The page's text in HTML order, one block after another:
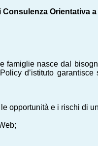
Consulenza Orientativa
famiglie nasce dal
d’istituto
opportunità e i rischi di